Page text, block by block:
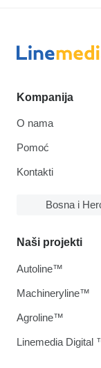
Kompanija
O nama
Pomoć
Kontakti
Bosna i
Naši projekti
Autoline™
Machineryline™
Agroline™
Linemedia Digital